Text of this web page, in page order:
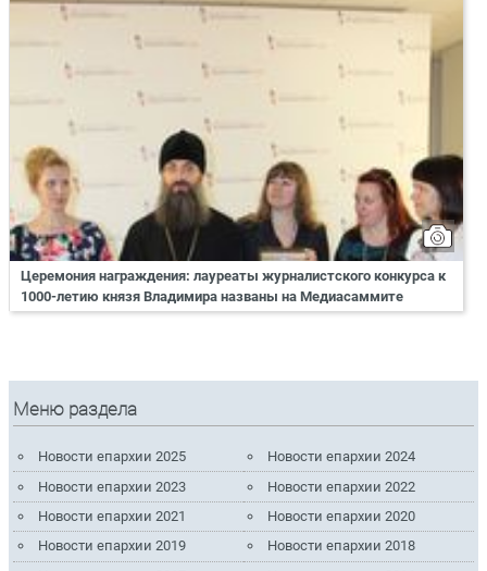
Церемония награждения: лауреаты журналистского конкурса к
1000-летию князя Владимира названы на Медиасаммите
Меню раздела
Новости епархии 2025
Новости епархии 2024
Новости епархии 2023
Новости епархии 2022
Новости епархии 2021
Новости епархии 2020
Новости епархии 2019
Новости епархии 2018